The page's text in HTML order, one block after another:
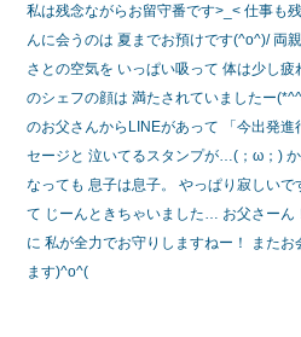
私は残念ながらお留守番です>_< 仕事も
んに会うのは 夏までお預けです(^o^)/ 両
さとの空気を いっぱい吸って 体は少し
のシェフの顔は 満たされていましたー
のお父さんからLINEがあって 「今出発進
セージと 泣いてるスタンプが…(；ω；)
なっても 息子は息子。 やっぱり寂しい
て じーんときちゃいました… お父さーん
に 私が全力でお守りしますねー！ また
ます)^o^(